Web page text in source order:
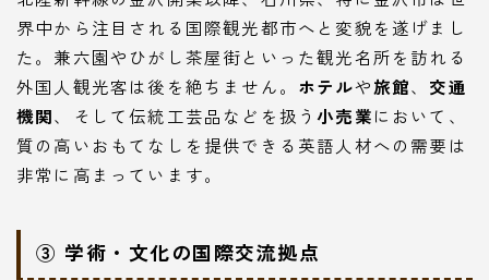
界中から注目される国際観光都市へと変貌を遂げまし
た。兼六園やひがし茶屋街といった観光名所を訪れる
外国人観光客は後を絶ちません。 ホテルや旅館、 交通
機関、そして伝統工芸品などを扱う小売業において、
質の高いおもてなしを提供できる英語人材への需要は
非常に高まっています。
③ 学術・文化の国際交流拠点